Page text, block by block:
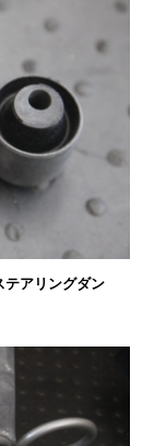
テアリングダン